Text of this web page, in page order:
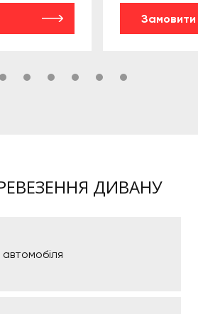
Замовити
ДИВАНУ
автомобіля